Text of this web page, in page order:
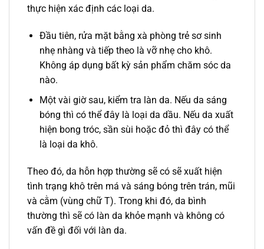
thực hiện xác định các loại da.
Đầu tiên, rửa mặt bằng xà phòng trẻ sơ sinh
nhẹ nhàng và tiếp theo là vỡ nhẹ cho khô.
Không áp dụng bất kỳ sản phẩm chăm sóc da
nào.
Một vài giờ sau, kiểm tra làn da. Nếu da sáng
bóng thì có thể đây là loại da dầu. Nếu da xuất
hiện bong tróc, sần sùi hoặc đỏ thì đây có thể
là loại da khô.
Theo đó, da hỗn hợp thường sẽ có sẽ xuất hiện
tình trạng khô trên má và sáng bóng trên trán, mũi
và cằm (vùng chữ T). Trong khi đó, da bình
thường thì sẽ có làn da khỏe mạnh và không có
vấn đề gì đối với làn da.